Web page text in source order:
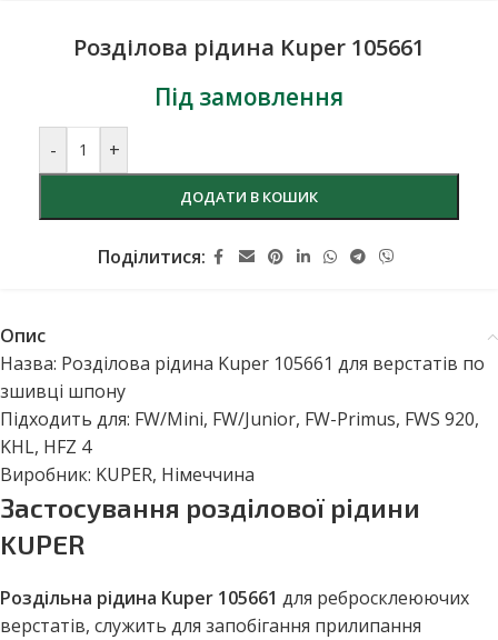
Розділова рідина Kuper 105661
Під замовлення
- +
ДОДАТИ В КОШИК
Поділитися:
Опис
Назва: Розділова рідина Kuper 105661 для верстатів по
зшивці шпону
Підходить для: FW/Mini, FW/Junior, FW-Primus, FWS 920,
KHL, HFZ 4
Виробник: KUPER, Німеччина
Застосування розділової рідини
KUPER
Роздільна рідина Kuper 105661 для ребросклеюючих
верстатів, служить для запобігання прилипання